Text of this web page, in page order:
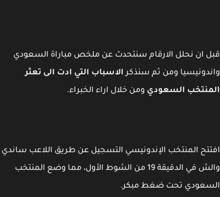
ان نحلل الارقام سنتحدث عن ملخص مباراة السعودي
ومن ثم سنذكرالاسباب التي ادت الى تعثر
السعوديومن خلال اراء الخبراء.
المنتخب الإندونيسي التسجيل عن طريق اللاعب ساندي
والش في الدقيقة 19 من الشوط الأول، مما وضع المنتخب
تحت ضغط مبكر.